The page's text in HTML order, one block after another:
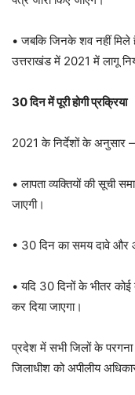
• जबकि जिनके शव नहीं मिले
उत्तराखंड में 2021 में लागू
30 दिन में पूरी होगी प्रक्रिया
2021 के निर्देशों के अनुसार
• लापता व्यक्तियों की सूची
जाएगी।
• 30 दिन का समय दावे और
• यदि 30 दिनों के भीतर कोई
कर दिया जाएगा।
प्रदेश में सभी जिलों के
जिलाधीश को अपीलीय